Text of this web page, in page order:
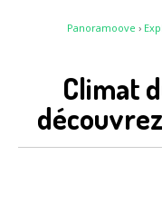
Panoramoove ›
Climat